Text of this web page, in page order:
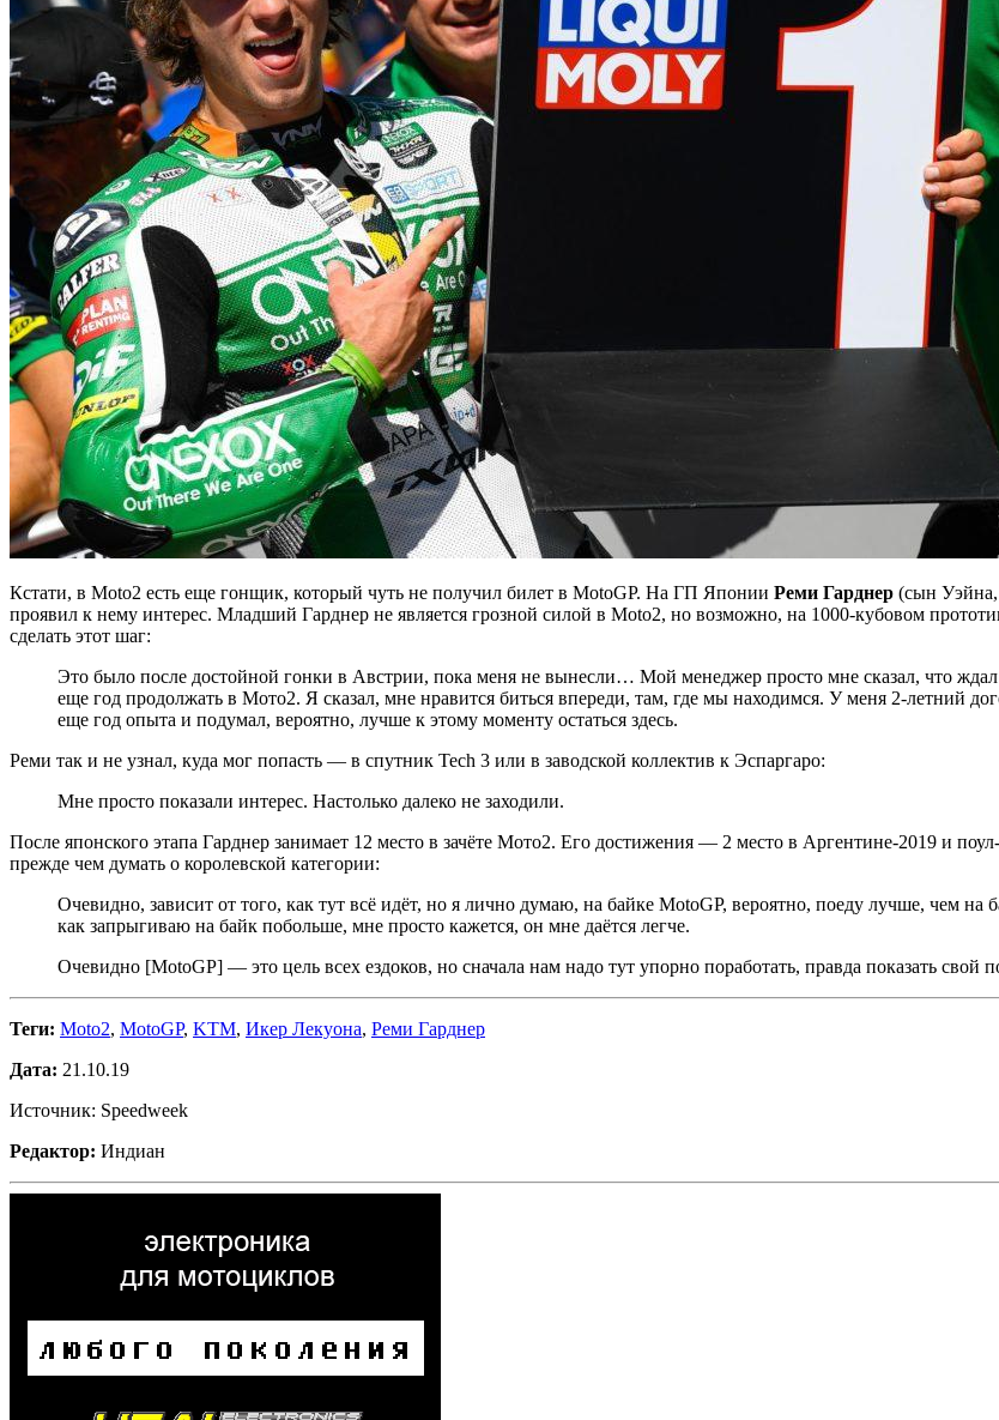
Кстати, в Moto2 есть еще гонщик, который чуть не получил билет в MotoGP. На ГП Японии Реми Гарднер (сын Уэйна,
проявил к нему интерес. Младший Гарднер не является грозной силой в Moto2, но возможно, на 1000-кубовом
сделать этот шаг:
Это было после достойной гонки в Австрии, пока меня не вынесли… Мой менеджер просто мне сказал, что
еще год продолжать в Мото2. Я сказал, мне нравится биться впереди, там, где мы находимся. У меня 2-летний
еще год опыта и подумал, вероятно, лучше к этому моменту остаться здесь.
Реми так и не узнал, куда мог попасть — в спутник Tech 3 или в заводской коллектив к Эспаргаро:
Мне просто показали интерес. Настолько далеко не заходили.
После японского этапа Гарднер занимает 12 место в зачёте Мото2. Его достижения — 2 место в Аргентине-2019 и
прежде чем думать о королевской категории:
Очевидно, зависит от того, как тут всё идёт, но я лично думаю, на байке MotoGP, вероятно, поеду лучше, чем
как запрыгиваю на байк побольше, мне просто кажется, он мне даётся легче.
Очевидно [MotoGP] — это цель всех ездоков, но сначала нам надо тут упорно поработать, правда показать свой
Теги: Moto2, MotoGP, KTM, Икер Лекуона, Реми Гарднер
Дата: 21.10.19
Источник: Speedweek
Редактор: Индиан